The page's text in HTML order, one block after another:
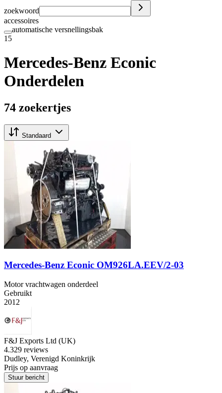
zoekwoord
accessoires
automatische versnellingsbak
15
Mercedes-Benz Econic
Onderdelen
74 zoekertjes
Standaard
Mercedes-Benz Econic OM926LA.EEV/2-03
Motor vrachtwagen onderdeel
Gebruikt
2012
F&J Exports Ltd (UK)
4.329 reviews
Dudley, Verenigd Koninkrijk
Prijs op aanvraag
Stuur bericht